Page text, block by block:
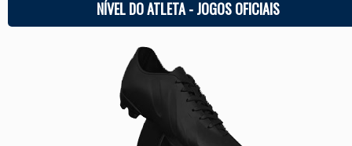
NÍVEL DO ATLETA - JOGOS OFICIAIS